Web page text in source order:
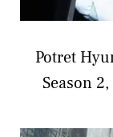
Potret
Season